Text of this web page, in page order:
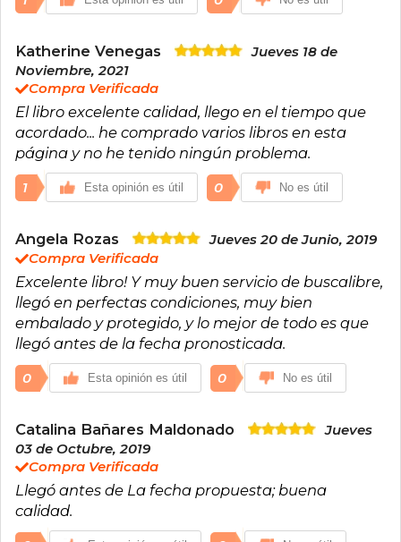
Katherine Venegas
Jueves 18 de
Noviembre, 2021
Compra Verificada
El libro excelente calidad, llego en el tiempo que
acordado... he comprado varios libros en esta
página y no he tenido ningún problema.
1 Esta opinión es útil 0 No es útil
Angela Rozas
Jueves 20 de Junio, 2019
Compra Verificada
Excelente libro! Y muy buen servicio de buscalibre,
llegó en perfectas condiciones, muy bien
embalado y protegido, y lo mejor de todo es que
llegó antes de la fecha pronosticada.
0 Esta opinión es útil 0 No es útil
Catalina Bañares Maldonado
Jueves
03 de Octubre, 2019
Compra Verificada
Llegó antes de La fecha propuesta; buena
calidad.